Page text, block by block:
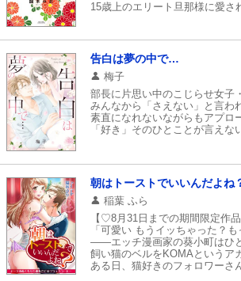
15歳上のエリート旦那様に愛
告白は夢の中で…
梅子
部長に片思い中のこじらせ女子
みんなから「さえない」と言わ
素直になれないながらもアプ
「好き」そのひとことが言え
朝はトーストでいいんだよね
稲葉 ふら
【♡8月31日までの期間限定作
「可愛い もうイッちゃった？
――エッチ漫画家の葵小町はひ
飼い猫のベルをKOMAというア
ある日、猫好きのフォロワーさ